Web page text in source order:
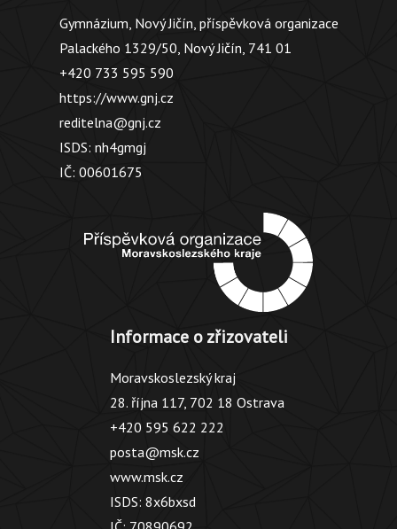
Gymnázium, Nový Jičín, příspěvková organizace
Palackého 1329/50, Nový Jičín, 741 01
+420 733 595 590
https://www.gnj.cz
reditelna@gnj.cz
ISDS: nh4gmgj
IČ: 00601675
Informace o zřizovateli
Moravskoslezský kraj
28. října 117, 702 18 Ostrava
+420 595 622 222
posta@msk.cz
www.msk.cz
ISDS: 8x6bxsd